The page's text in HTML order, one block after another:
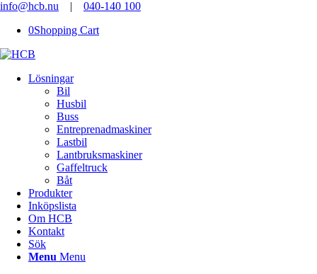
info@hcb.nu | 040-140 100
0Shopping Cart
Lösningar
Bil
Husbil
Buss
Entreprenadmaskiner
Lastbil
Lantbruksmaskiner
Gaffeltruck
Båt
Produkter
Inköpslista
Om HCB
Kontakt
Sök
Menu Menu